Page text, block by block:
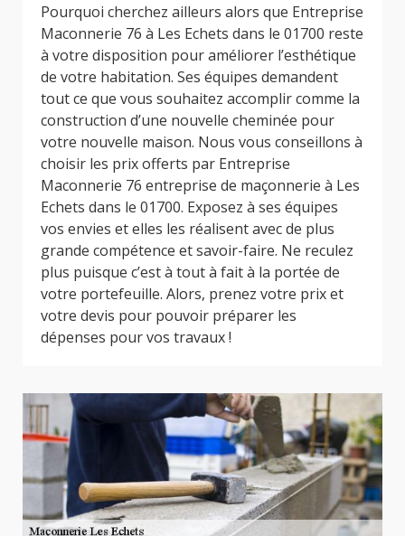
Pourquoi cherchez ailleurs alors que Entreprise
Maconnerie 76 à Les Echets dans le 01700 reste
à votre disposition pour améliorer l’esthétique
de votre habitation. Ses équipes demandent
tout ce que vous souhaitez accomplir comme la
construction d’une nouvelle cheminée pour
votre nouvelle maison. Nous vous conseillons à
choisir les prix offerts par Entreprise
Maconnerie 76 entreprise de maçonnerie à Les
Echets dans le 01700. Exposez à ses équipes
vos envies et elles les réalisent avec de plus
grande compétence et savoir-faire. Ne reculez
plus puisque c’est à tout à fait à la portée de
votre portefeuille. Alors, prenez votre prix et
votre devis pour pouvoir préparer les
dépenses pour vos travaux !